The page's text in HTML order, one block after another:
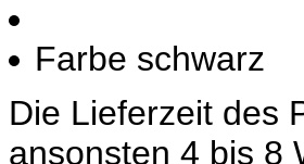
Farbe schwarz
Die Lieferzeit des
ansonsten 4 bis 8